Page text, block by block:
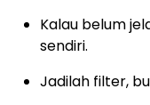
Kalau belum
sendiri.
Jadilah filter,